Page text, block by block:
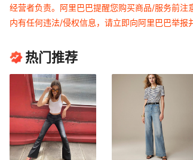
经营者负责。阿里巴巴提醒您购买商品/服务前
内有任何违法/侵权信息，请立即向阿里巴巴举报
热门推荐